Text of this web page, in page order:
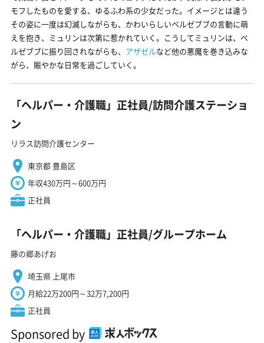
モフしたものを愛する、ゆるふわ系の少女だった。イメージとは違う
その姿に一度は幻滅しながらも、かわいらしいベルゼブブの言動に萌
えを抱き、ミュリンは次第に惹かれていく。こうしてミュリンは、ベ
ルゼブブに振り回されながらも、 アザゼルなど他の悪魔を巻き込みな
がら、賑やかな日常を過ごしていく。
「ヘルパー・介護職」正社員/訪問介護ステーショ
ン
リラス訪問介護センター
東京都 豊島区
年収430万円～600万円
正社員
「ヘルパー・介護職」正社員/グループホーム
藤の郷あげお
埼玉県 上尾市
月給22万200円～32万7,200円
正社員
Sponsored by